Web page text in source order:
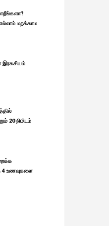
மறக்காம
20 நிமிடம்
4 உணவுகளை